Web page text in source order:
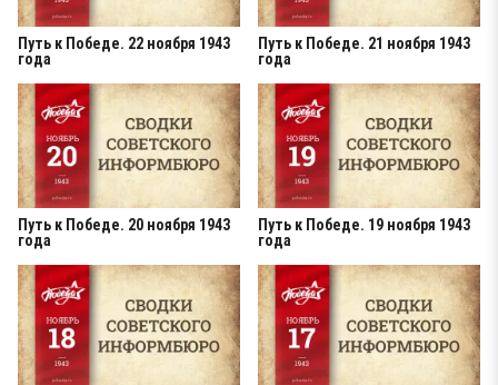
Путь к Победе. 22 ноября 1943
года
Путь к Победе. 21 ноября 1943
года
Путь к Победе. 20 ноября 1943
года
Путь к Победе. 19 ноября 1943
года